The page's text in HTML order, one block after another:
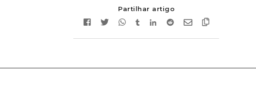
Partilhar artigo